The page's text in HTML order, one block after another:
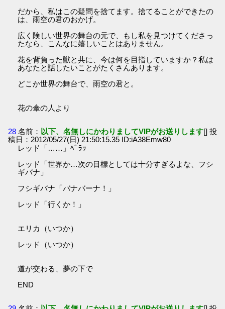
だから、私はこの疑問を捨てます。捨てることができたの
は、雨空の君のおかげ。
広く険しい世界の舞台の元で、もし私を見つけてくださっ
たなら、こんなに嬉しいことはありません。
花を背負った獣と共に、今は何を目指していますか？私は
あなたと話したいことがたくさんあります。
どこか世界の舞台で、雨空の君と。
花の傘の人より
28 名前： 以下、名無しにかわりましてVIPがお送りします[] 投
稿日：2012/05/27(日) 21:50:15.35 ID:iA38Emw80
レッド「……」ﾍﾟﾗｯ
レッド「世界か…次の目標としては十分すぎるよな、フシ
ギバナ」
フシギバナ「バナバーナ！」
レッド「行くか！」
エリカ（いつか）
レッド（いつか）
道が交わる、夢の下で
END